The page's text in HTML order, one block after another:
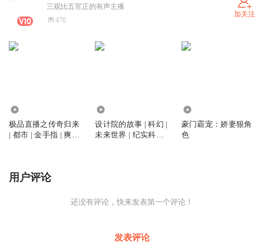
三观比五官正的有声主播
470
加关注
极品直播之传奇归来
| 都市 | 金手指 | 爽文
设计院的故事 | 科幻 |
未来世界 | 纪实科幻 |
豪门霸宠：娇妻狠角
色
用户评论
还没有评论，快来发表第一个评论！
发表评论